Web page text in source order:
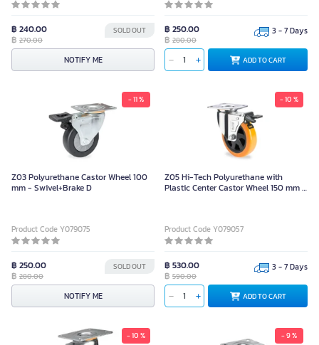
฿ 240.00
฿ 270.00
SOLD OUT
NOTIFY ME
฿ 250.00
฿ 280.00
3 - 7 Days
ADD TO CART
- 11 %
Z03 Polyurethane Castor Wheel 100
mm - Swivel+Brake D
Product Code Y079075
฿ 250.00
฿ 280.00
SOLD OUT
NOTIFY ME
- 10 %
Z05 Hi-Tech Polyurethane with
Plastic Center Castor Wheel 150 mm -
Product Code Y079057
฿ 530.00
฿ 590.00
3 - 7 Days
ADD TO CART
- 10 % - 9 %